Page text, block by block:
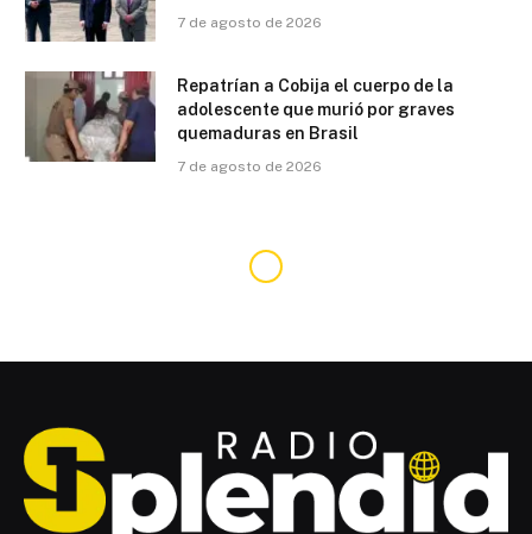
7 de agosto de 2026
Repatrían a Cobija el cuerpo de la
adolescente que murió por graves
quemaduras en Brasil
7 de agosto de 2026
Mi Teleférico reporta
atribuye a la “gran afluencia”
de usuarios